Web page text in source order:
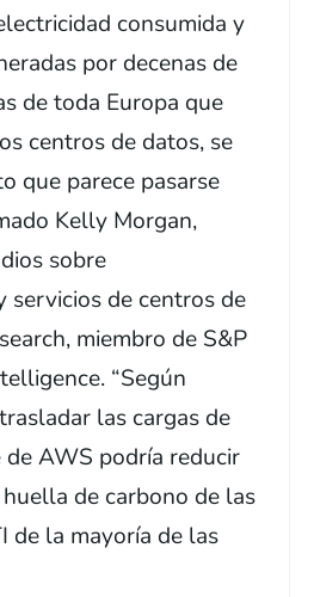
consumida y
por decenas de
de toda Europa que
centros de datos, se
que parece pasarse
Kelly Morgan,
sobre
servicios de centros de
miembro de S&P
“Según
las cargas de
AWS podría reducir
de carbono de las
de la mayoría de las